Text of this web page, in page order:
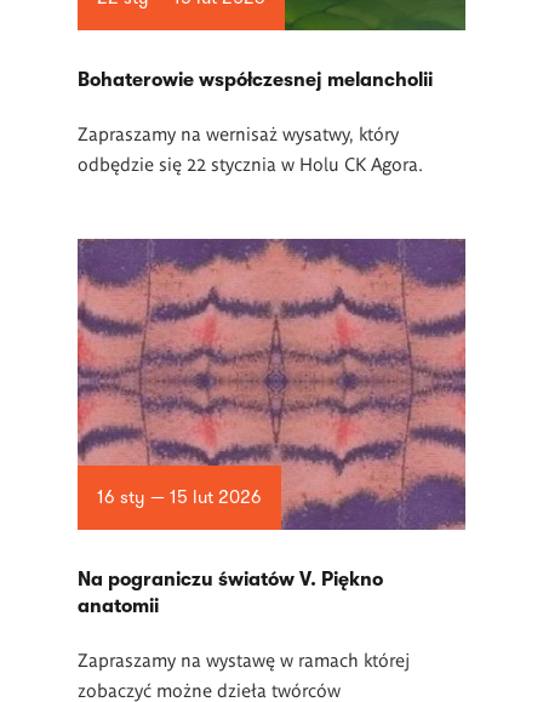
Bohaterowie współczesnej melancholii
Zapraszamy na wernisaż wysatwy, który
odbędzie się 22 stycznia w Holu CK Agora.
16 sty — 15 lut 2026
Na pograniczu światów V. Piękno
anatomii
Zapraszamy na wystawę w ramach której
zobaczyć możne dzieła twórców